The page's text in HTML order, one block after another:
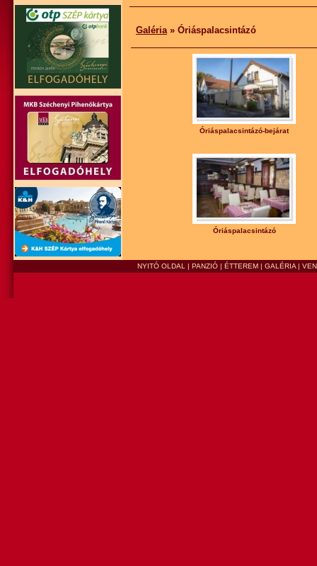
Galéria» Óriáspalacsintázó
Óriáspalacsintázó-bejárat
Óriáspalacsintázó
NYITÓ OLDAL | PANZIÓ| ÉTTEREM| GALÉRIA|